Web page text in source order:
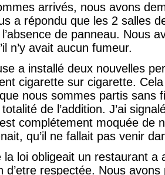
arrivés, nous avons
a répondu que les 2 salles
de panneau. Nous
n’y avait aucun fumeur.
a installé deux nouvelles
cigarette sur cigarette.
nous sommes partis sans
de l’addition. J’ai
complétement moquée de
qu’il ne fallait pas venir
la loi obligeait un restaurant a
d’etre respectée. Nous